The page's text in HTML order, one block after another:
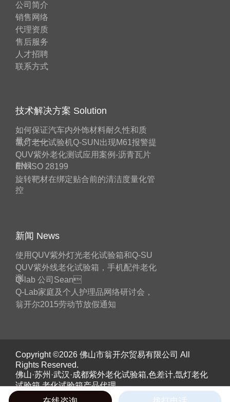
公司简介
销售网络
代理资质
售后服务
人才招聘
联系方式
技术解决方案 Solution
如何保证汽车内外饰材料耐久性和质
量？——
氙灯老化试验机Q-SUN出现M61报警提
QUV紫外老化测试应用案例-沥青瓦片
耐候
EN ISO 28199
旋转靶材在绑定贴合前的清洁度量化管
控
新闻 News
使用QUV紫外灯光老化试验箱和Q-SU
QUV紫外线老化试验箱，手机配件老化
测
Q-lab 公司Sean
Q-Lab家庭及个人护理品网络研讨会，
翁开尔2015劳动节放假通知
Copyright ©2026 佛山市翁开尔贸易有限公司 All
Rights Reserved.
佛山·苏州·武汉·成都紫外老化试验箱,色差计,氙灯老化
试验箱,老化试验箱产品代理。
《工业和信息化部》备案号： 粤ICP备05045526号